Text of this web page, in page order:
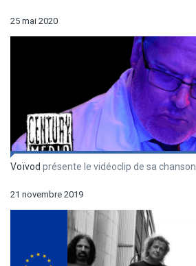
25 mai 2020
Voïvod présente le vidéoclip de sa chanson
21 novembre 2019